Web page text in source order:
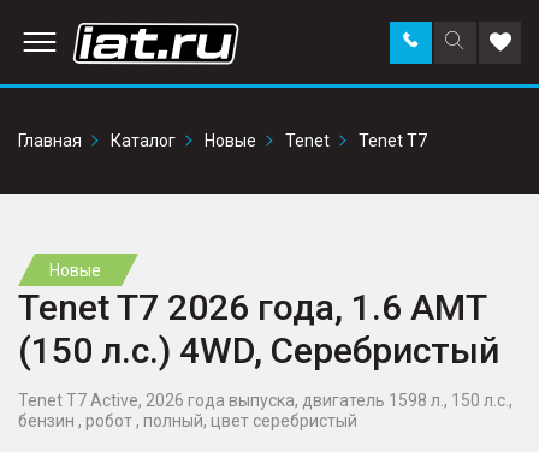
Поиск
по
Заказать
звонок в
Главная
Каталог Новые Tenet Tenet T7
Новые
Tenet T7 2026 года, 1.6 AMT
(150 л.с.) 4WD, Серебристый
Tenet T7 Active, 2026 года выпуска, двигатель 1598 л., 150 л.с.,
бензин , робот , полный, цвет серебристый